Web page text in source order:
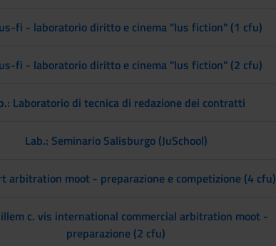
fi - laboratorio diritto e cinema "Ius fiction" (1 cfu)
fi - laboratorio diritto e cinema "Ius fiction" (2 cfu)
Laboratorio di tecnica di redazione dei contratti
Lab.: Seminario Salisburgo (JuSchool)
arbitration moot - preparazione e competizione (4 cfu)
c. vis international commercial arbitration moot -
preparazione (2 cfu)